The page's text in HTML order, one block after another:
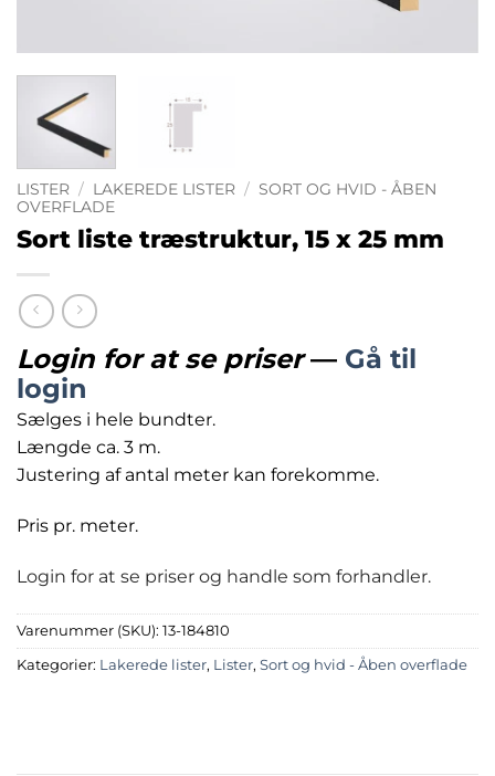
LISTER / LAKEREDE LISTER / SORT OG HVID - ÅBEN
OVERFLADE
Sort liste træstruktur, 15 x 25 mm
Login for at se priser— Gå til
login
Sælges i hele bundter.
Længde ca. 3 m.
Justering af antal meter kan forekomme.
Pris pr. meter.
Login for at se priser og handle som forhandler.
Varenummer (SKU): 13-184810
Kategorier: Lakerede lister, Lister, Sort og hvid - Åben overflade